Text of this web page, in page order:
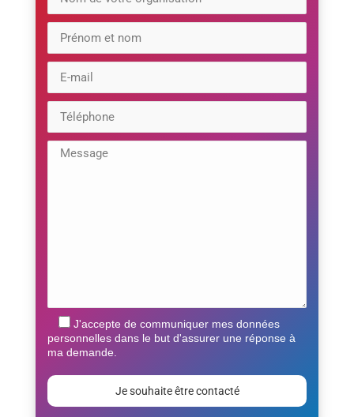
J'accepte de communiquer mes données
personnelles dans le but d'assurer une réponse à
ma demande.
laisser
champ